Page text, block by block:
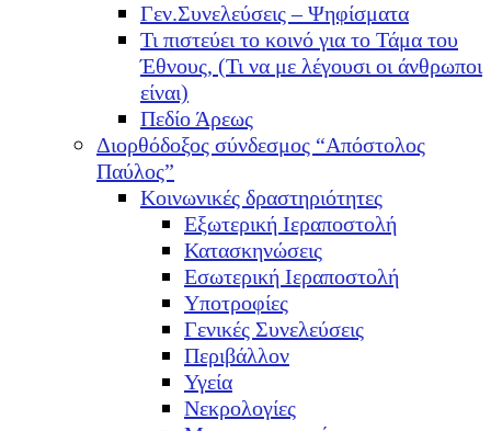
Γεν.Συνελεύσεις – Ψηφίσματα
Τι πιστεύει το κοινό για το Τάμα του
Έθνους, (Τι να με λέγουσι οι άνθρωποι
είναι)
Πεδίο Άρεως
Διορθόδοξος σύνδεσμος “Απόστολος
Παύλος”
Κοινωνικές δραστηριότητες
Εξωτερική Ιεραποστολή
Κατασκηνώσεις
Εσωτερική Ιεραποστολή
Υποτροφίες
Γενικές Συνελεύσεις
Περιβάλλον
Υγεία
Νεκρολογίες